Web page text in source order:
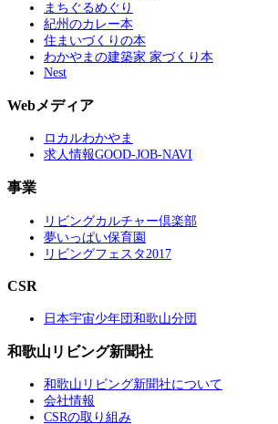
まちぐるめぐり
紀州のカレー本
住まいづくりの本
わかやまの建築家 家づくり本
Nest
Webメディア
ロカルわかやま
求人情報GOOD-JOB-NAVI
事業
リビングカルチャー倶楽部
夢いっぱい保育園
リビングフェスタ2017
CSR
日本宇宙少年団和歌山分団
和歌山リビング新聞社
和歌山リビング新聞社について
会社情報
CSRの取り組み